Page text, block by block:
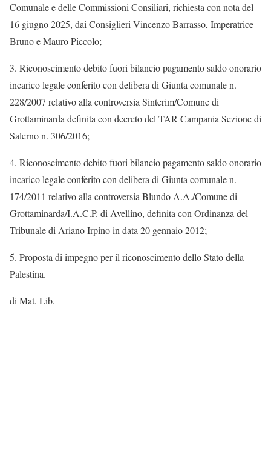
Comunale e delle Commissioni Consiliari, richiesta con nota del
16 giugno 2025, dai Consiglieri Vincenzo Barrasso, Imperatrice
Bruno e Mauro Piccolo;
3. Riconoscimento debito fuori bilancio pagamento saldo onorario
incarico legale conferito con delibera di Giunta comunale n.
228/2007 relativo alla controversia Sinterim/Comune di
Grottaminarda definita con decreto del TAR Campania Sezione di
Salerno n. 306/2016;
4. Riconoscimento debito fuori bilancio pagamento saldo onorario
incarico legale conferito con delibera di Giunta comunale n.
174/2011 relativo alla controversia Blundo A.A./Comune di
Grottaminarda/I.A.C.P. di Avellino, definita con Ordinanza del
Tribunale di Ariano Irpino in data 20 gennaio 2012;
5. Proposta di impegno per il riconoscimento dello Stato della
Palestina.
di Mat. Lib.